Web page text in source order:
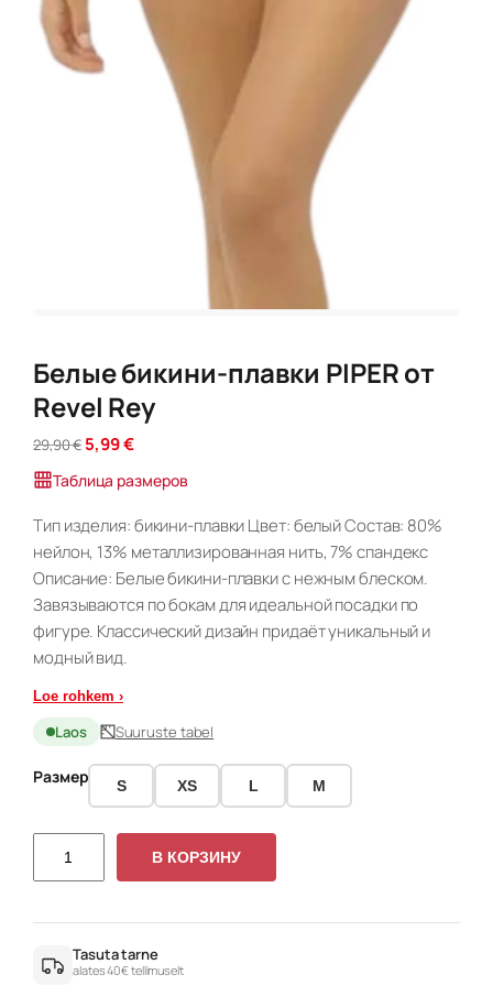
Белые бикини-плавки PIPER от
Revel Rey
29,90€ П
р
о
н
а
ч
а
л
н
я
ц
е
н
а
о
т
а
в
5,99€Т
к
щ
а
я
ц
е
,
9
€
Таблица размеров
Тип изделия: бикини-плавки Цвет: белый Состав: 80%
нейлон, 13% металлизированная нить, 7% спандекс
Описание: Белые бикини-плавки с нежным блеском.
Завязываются по бокам для идеальной посадки по
фигуре. Классический дизайн придаёт уникальный и
модный вид.
Loe rohkem ›
Laos Suuruste tabel
Размер S XS L M
и
ч
В КОРЗИНУ
Tasuta tarne
alates 40€ tellimuselt